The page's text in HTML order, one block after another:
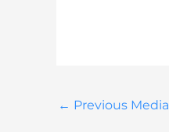
← Previous Media